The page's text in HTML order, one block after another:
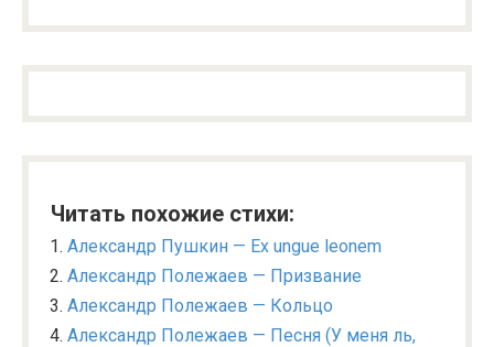
Читать похожие стихи:
Александр Пушкин — Ex ungue leonem
Александр Полежаев — Призвание
Александр Полежаев — Кольцо
Александр Полежаев — Песня (У меня ль,